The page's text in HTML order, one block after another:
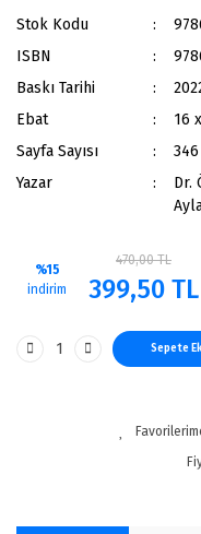
Stok Kodu
ISBN
Baskı Tarihi
Ebat
16
Sayfa Sayısı
346
Yazar
Dr.
%15
indirim
470,00 TL
399,50 TL
Sepete